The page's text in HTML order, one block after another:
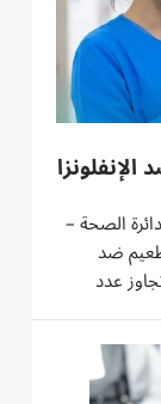
ضد الإنفلونزا
الصحة –
ضد
2026، حيث تجاوز عدد
في أعلى
وتأتي